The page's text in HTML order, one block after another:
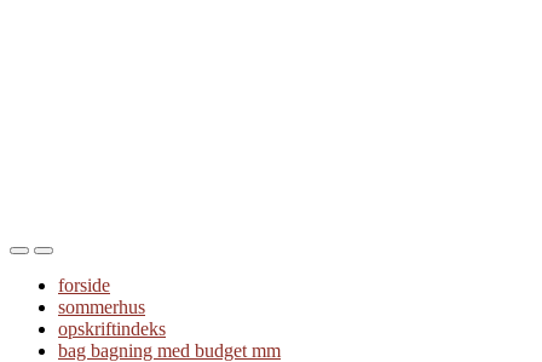
Toggle
mobile
menu
Toggle
the
search
field
forside
sommerhus
opskriftindeks
bag bagning med budget mm